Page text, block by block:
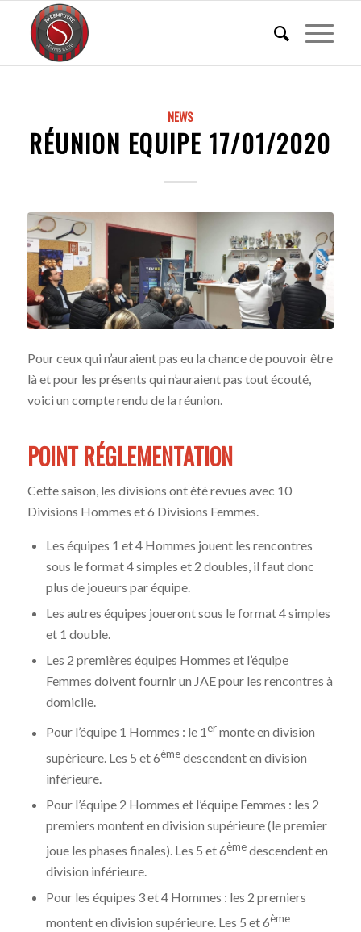
NEWS
RÉUNION EQUIPE 17/01/2020
Pour ceux qui n’auraient pas eu la chance de pouvoir être
là et pour les présents qui n’auraient pas tout écouté,
voici un compte rendu de la réunion.
POINT RÉGLEMENTATION
Cette saison, les divisions ont été revues avec 10
Divisions Hommes et 6 Divisions Femmes.
Les équipes 1 et 4 Hommes jouent les rencontres
sous le format 4 simples et 2 doubles, il faut donc
plus de joueurs par équipe.
Les autres équipes joueront sous le format 4 simples
et 1 double.
Les 2 premières équipes Hommes et l’équipe
Femmes doivent fournir un JAE pour les rencontres à
domicile.
Pour l’équipe 1 Hommes : le 1ermonte en division
supérieure. Les 5 et 6èmedescendent en division
inférieure.
Pour l’équipe 2 Hommes et l’équipe Femmes : les 2
premiers montent en division supérieure (le premier
joue les phases finales). Les 5 et 6èmedescendent en
division inférieure.
Pour les équipes 3 et 4 Hommes : les 2 premiers
montent en division supérieure. Les 5 et 6ème